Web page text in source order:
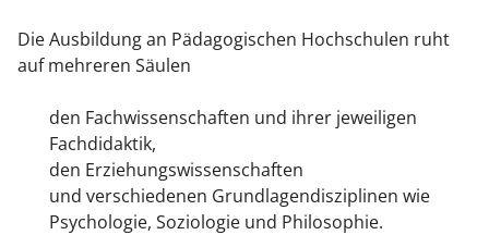
Die Ausbildung an Pädagogischen Hochschulen ruht
auf mehreren Säulen
den Fachwissenschaften und ihrer jeweiligen
Fachdidaktik,
den Erziehungswissenschaften
und verschiedenen Grundlagendisziplinen wie
Psychologie, Soziologie und Philosophie.